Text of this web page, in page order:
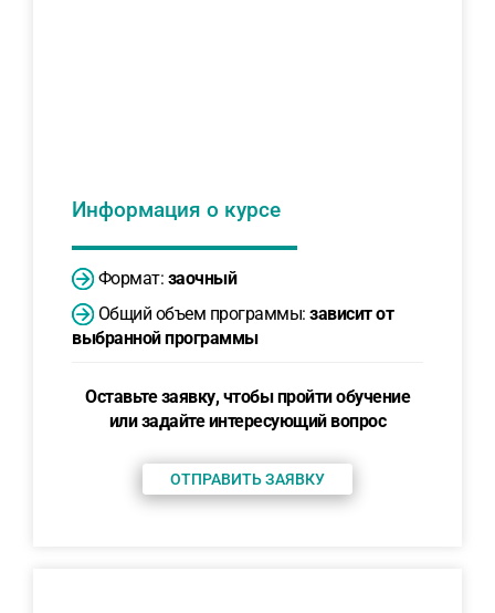
Информация о курсе
Формат: заочный
Общий объем программы: зависит от
выбранной программы
Оставьте заявку, чтобы пройти обучение
или задайте интересующий вопрос
ОТПРАВИТЬ ЗАЯВКУ